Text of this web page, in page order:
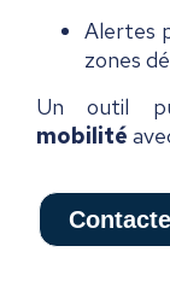
Alertes
zones
Un outil
mobilité